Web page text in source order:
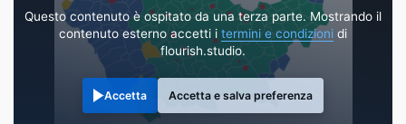
Questo contenuto è ospitato da una terza parte. Mostrando il
contenuto esterno accetti i termini e condizioni di
flourish.studio.
Accetta Accetta e salva preferenza